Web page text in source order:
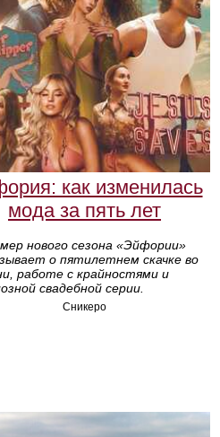
как изменилась
мода за пять лет
нового сезона «Эйфории»
о пятилетнем скачке во
работе с крайностями и
свадебной серии.
Сникеро